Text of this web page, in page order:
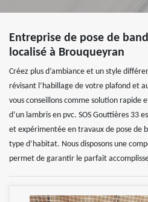
Entreprise de pose de
localisé à Brouqueyran
Créez plus d’ambiance et un style
révisant l’habillage de votre plafond et
vous conseillons comme solution rapide
d’un lambris en pvc. SOS Gouttières 33
et expérimentée en travaux de pose de
type d’habitat. Nous disposons une
permet de garantir le parfait